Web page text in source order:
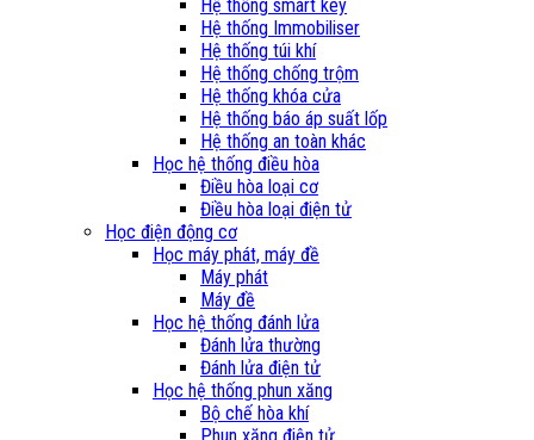
Hệ thống smart key
Hệ thống Immobiliser
Hệ thống túi khí
Hệ thống chống trộm
Hệ thống khóa cửa
Hệ thống báo áp suất lốp
Hệ thống an toàn khác
Học hệ thống điều hòa
Điều hòa loại cơ
Điều hòa loại điện tử
Học điện động cơ
Học máy phát, máy đề
Máy phát
Máy đề
Học hệ thống đánh lửa
Đánh lửa thường
Đánh lửa điện tử
Học hệ thống phun xăng
Bộ chế hòa khí